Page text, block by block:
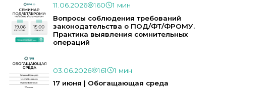
11.06.2026 160
1 мин
Вопросы соблюдения требований
законодательства о ПОД/ФТ/ФРОМУ.
Практика выявления сомнительных
операций
03.06.2026 161
1 мин
17 июня | Обогащающая среда